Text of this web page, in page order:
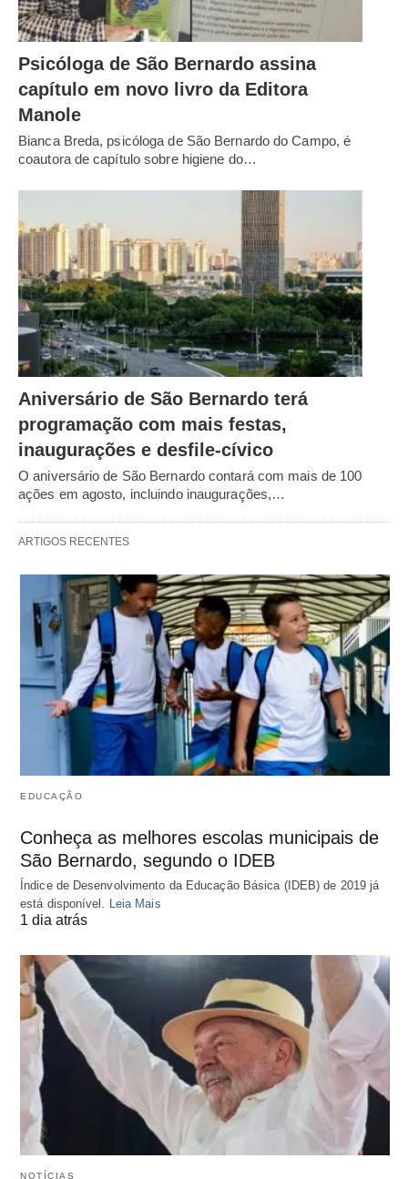
Psicóloga de São Bernardo assina
capítulo em novo livro da Editora
Manole
Bianca Breda, psicóloga de São Bernardo do Campo, é
coautora de capítulo sobre higiene do…
Aniversário de São Bernardo terá
programação com mais festas,
inaugurações e desfile-cívico
O aniversário de São Bernardo contará com mais de 100
ações em agosto, incluindo inaugurações,…
ARTIGOS RECENTES
EDUCAÇÃO
Conheça as melhores escolas municipais de
São Bernardo, segundo o IDEB
Índice de Desenvolvimento da Educação Básica (IDEB) de 2019 já
está disponível.
Leia Mais
1 dia atrás
NOTÍCIAS